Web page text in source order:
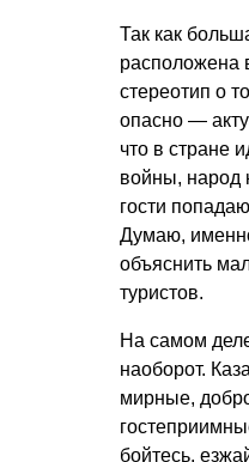
Так как
расположена
стереотип о
опасно —
что в стране
войны, народ
гости
Думаю,
объяснить
туристов.
На самом
наоборот.
мирные,
бойтесь,